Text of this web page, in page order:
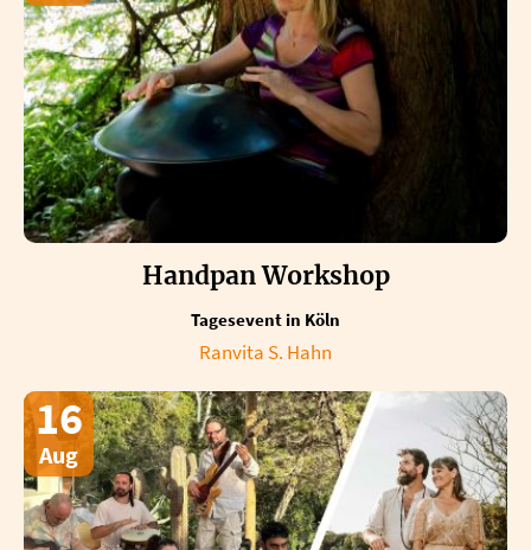
Handpan Workshop
Tagesevent in Köln
Ranvita S. Hahn
16
Aug